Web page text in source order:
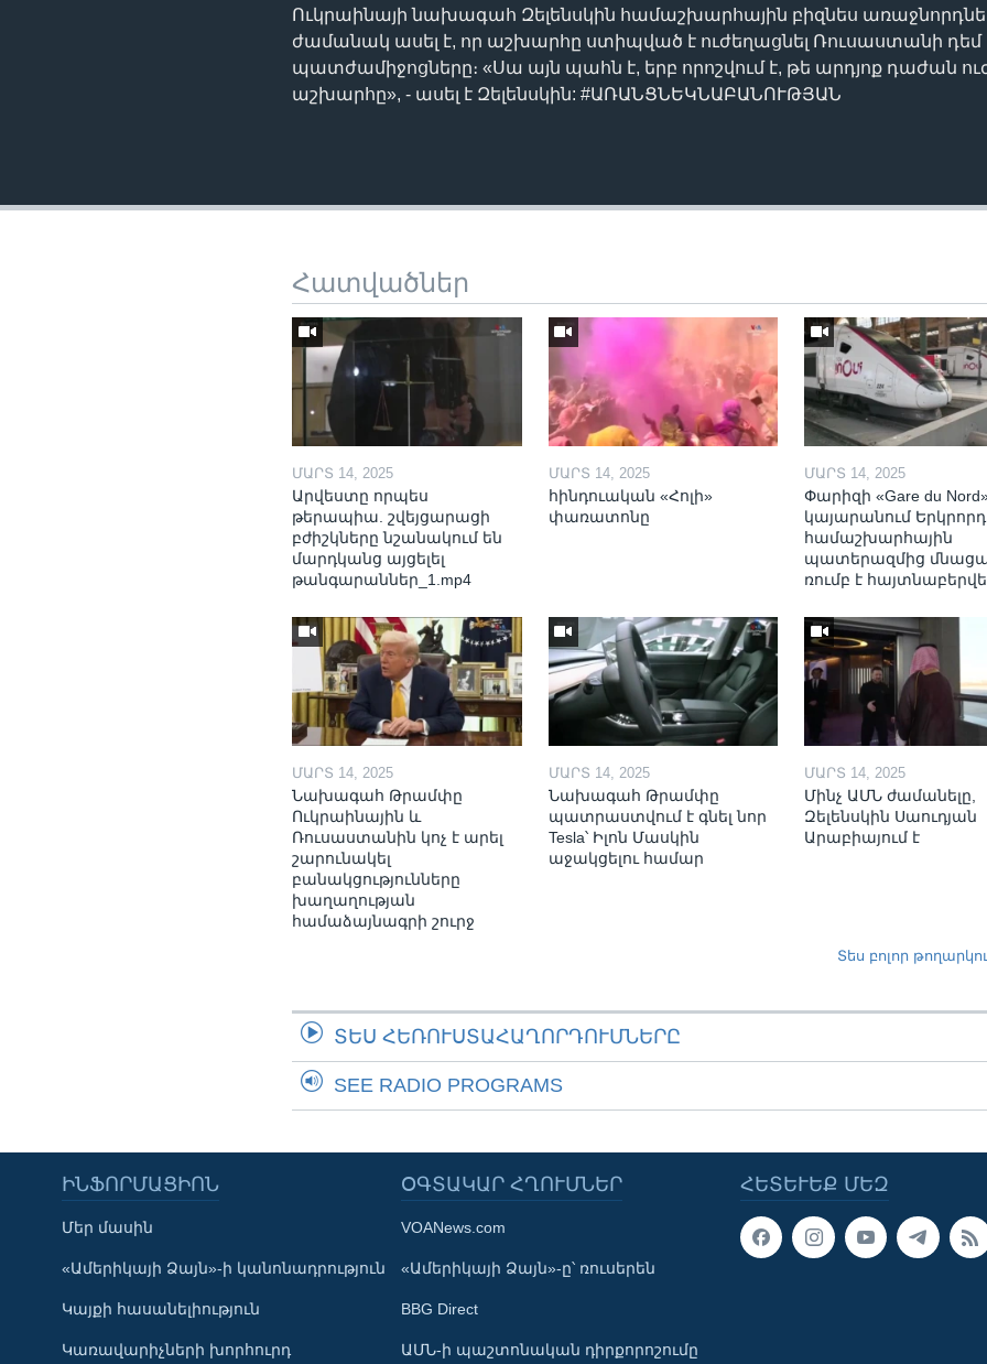
Learning English
ՀԵՏԵՒԵՔ ՄԵԶ
Ուկրաինայի նախագահ Զելենսկին համաշխարհային բիզնես
ժամանակ ասել է, որ աշխարհը ստիպված է ուժեղացնել Ռուսաստանի դեմ
պատժամիջոցները։ «Սա այն պահն է, երբ որոշվում է, թե արդյոք դաժան
աշխարհը», - ասել է Զելենսկին: #ԱՌԱՆՑՆԵԿՆԱԲԱՆՈՒԹՅԱՆ
Հատվածներ
ՄԱՐՏ 14, 2025
Արվեստը որպես
թերապիա. շվեյցարացի
բժիշկները նշանակում են
մարդկանց այցելել
թանգարաններ_1.mp4
ՄԱՐՏ 14, 2025
հինդուական «Հոլի»
փառատոնը
ՄԱՐՏ 14, 2025
Փարիզի «Gare du
կայարանում Երկրորդ
համաշխարհային
պատերազմից
ռումբ է
ՄԱՐՏ 14, 2025
Նախագահ Թրամփը
Ուկրաինային և
Ռուսաստանին կոչ է արել
շարունակել
բանակցությունները
խաղաղության
համաձայնագրի շուրջ
ՄԱՐՏ 14, 2025
Նախագահ Թրամփը
պատրաստվում է գնել նոր
Tesla՝ Իլոն Մասկին
աջակցելու համար
ՄԱՐՏ 14, 2025
Մինչ ԱՄՆ ժամանելը,
Զելենսկին Սաուդյան
Արաբիայում է
Տես բոլոր
ՏԵՍ ՀԵՌՈՒՍՏԱՀԱՂՈՐԴՈՒՄՆԵՐԸ
SEE RADIO PROGRAMS
ՀԵՏԵՒԵՔ ՄԵԶ
ԻՆՖՈՐՄԱՑԻՈՆ
Մեր մասին
«Ամերիկայի Ձայն»-ի կանոնադրություն
Կայքի հասանելիություն
Կառավարիչների խորհուրդ
ՕԳՏԱԿԱՐ ՀՂՈՒՄՆԵՐ
VOANews.com
«Ամերիկայի Ձայն»-ը՝ ռուսերեն
BBG Direct
ԱՄՆ-ի պաշտոնական դիրքորոշումը